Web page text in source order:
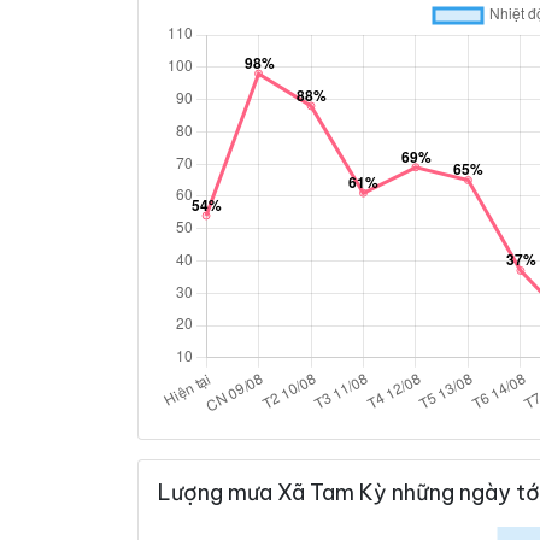
Lượng mưa Xã Tam Kỳ những ngày